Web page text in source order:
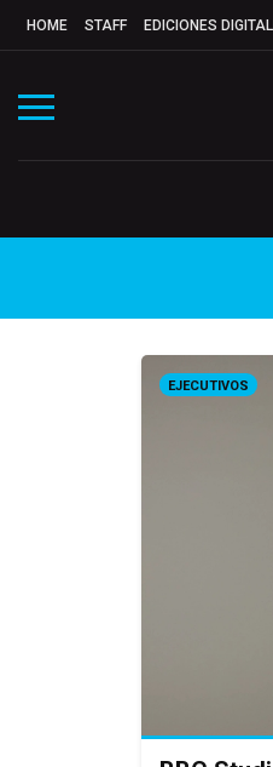
HOME STAFF EDICIONES
EJECUTIVOS